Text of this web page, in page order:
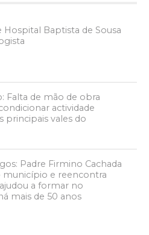
Hospital Baptista de Sousa
Falta de mão de obra
actividade
principais vales do
Padre Firmino Cachada
município e reencontra
a formar no
mais de 50 anos